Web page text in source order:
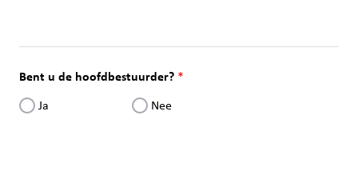
Bent u de hoofdbestuurder?
Ja Nee